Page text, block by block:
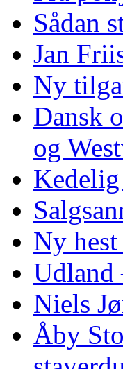
Sådan
Jan
Ny
Dansk
og
Ny
Udland
Niels
Åby